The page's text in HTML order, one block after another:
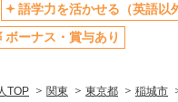
販売・接客サービス
語学力を活かせる（英語以
ボーナス・賞与あり
TOP 関東 東京都 稲城市